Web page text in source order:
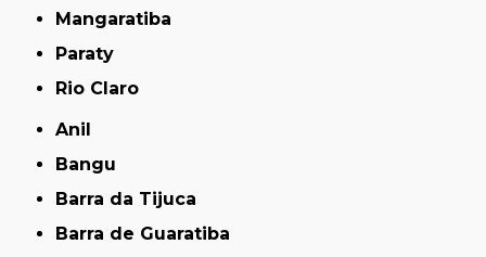
Mangaratiba
Paraty
Rio Claro
Anil
Bangu
Barra da Tijuca
Barra de Guaratiba